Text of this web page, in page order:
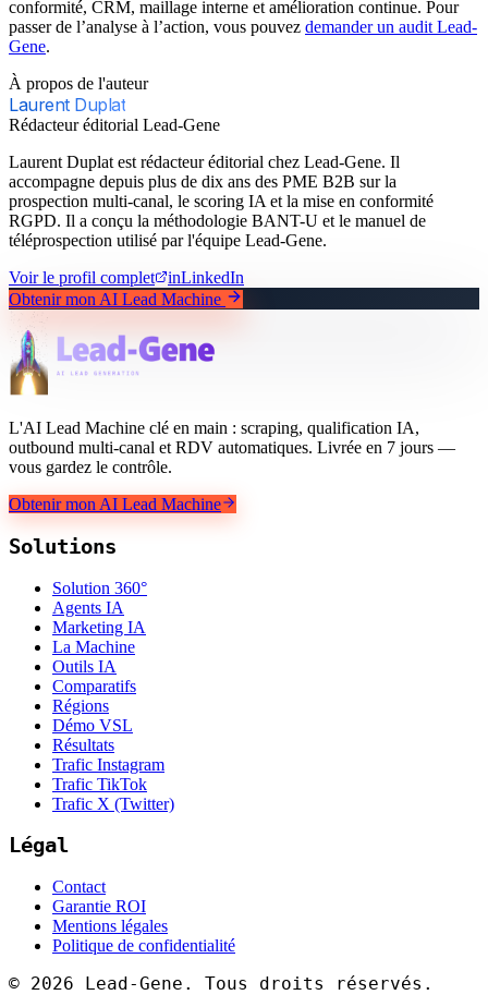
conformité, CRM, maillage interne et amélioration continue. Pour
passer de l’analyse à l’action, vous pouvez demander un audit Lead-
Gene.
À propos de l'auteur
Laurent Duplat
Rédacteur éditorial Lead-Gene
Laurent Duplat est rédacteur éditorial chez Lead-Gene. Il
accompagne depuis plus de dix ans des PME B2B sur la
prospection multi-canal, le scoring IA et la mise en conformité
RGPD. Il a conçu la méthodologie BANT-U et le manuel de
téléprospection utilisé par l'équipe Lead-Gene.
Voir le profil complet
inLinkedIn
Obtenir mon AI Lead Machine
L'AI Lead Machine clé en main : scraping, qualification IA,
outbound multi-canal et RDV automatiques. Livrée en 7 jours —
vous gardez le contrôle.
Obtenir mon AI Lead Machine
Solutions
Solution 360°
Agents IA
Marketing IA
La Machine
Outils IA
Comparatifs
Régions
Démo VSL
Résultats
Trafic Instagram
Trafic TikTok
Trafic X (Twitter)
Légal
Contact
Garantie ROI
Mentions légales
Politique de confidentialité
© 2026 Lead-Gene. Tous droits réservés.